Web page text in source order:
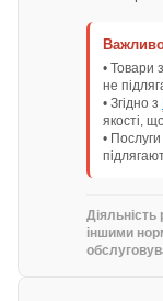
• Товари
не
• Згідно з
якості,
•
іншими